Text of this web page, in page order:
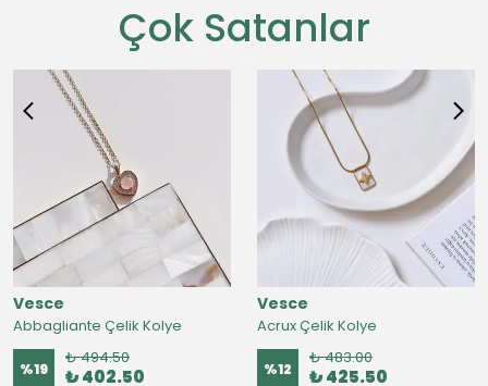
Çok Satanlar
Vesce
Abbagliante Çelik Kolye
%19
₺ 494.50
₺ 402.50
Vesce
Acrux Çelik Kolye
%12
₺ 483.00
₺ 425.50